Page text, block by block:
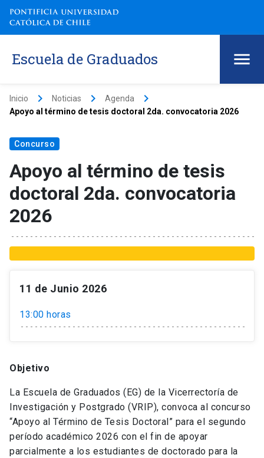
Escuela de Graduados
Inicio keyboard_arrow_right Noticias keyboard_arrow_right Agenda keyboard_arrow_right
Apoyo al término de tesis doctoral 2da. convocatoria 2026
Concurso
Apoyo al término de tesis
doctoral 2da. convocatoria
2026
11 de Junio 2026
13:00 horas
Objetivo
La Escuela de Graduados (EG) de la Vicerrectoría de
Investigación y Postgrado (VRIP), convoca al concurso
“Apoyo al Término de Tesis Doctoral” para el segundo
período académico 2026 con el fin de apoyar
parcialmente a los estudiantes de doctorado para la